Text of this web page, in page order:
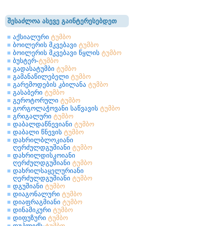
შესაძლოა ასევე გაინტერესებდეთ
აქსიალური ტუმბო
ბოილერის მკვებავი ტუმბო
ბოილერის მკვებავი წყლის ტუმბო
ბუსტერ-ტუმბო
გადასატუმბი ტუმბო
გამანაწილებელი ტუმბო
გარემოდების კბილანა ტუმბო
გასაბერი ტუმბო
გეროტორული ტუმბო
გორგოლაჭოვანი საწვავის ტუმბო
გრიგალური ტუმბო
დაბალდაწნევიანი ტუმბო
დაბალი წნევის ტუმბო
დახრილბლოკიანი
ღერძულდგუშიანი ტუმბო
დახრილდისკოიანი
ღერძულდგუშიანი ტუმბო
დახრილსაყელურიანი
ღერძულდგუშიანი ტუმბო
დგუშიანი ტუმბო
დიაგონალური ტუმბო
დიაფრაგმიანი ტუმბო
დინამიკური ტუმბო
დიფუზური ტუმბო